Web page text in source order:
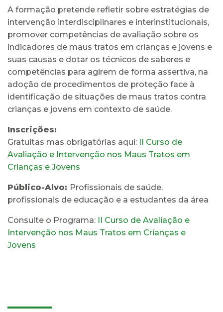
A formação pretende refletir sobre estratégias de
intervenção interdisciplinares e interinstitucionais,
promover competências de avaliação sobre os
indicadores de maus tratos em crianças e jovens e
suas causas e dotar os técnicos de saberes e
competências para agirem de forma assertiva, na
adoção de procedimentos de proteção face à
identificação de situações de maus tratos contra
crianças e jovens em contexto de saúde.
Inscrições:
Gratuitas mas obrigatórias aqui: II Curso de
Avaliação e Intervenção nos Maus Tratos em
Crianças e Jovens
Público-Alvo: Profissionais de saúde,
profissionais de educação e a estudantes da área
Consulte o Programa: II Curso de Avaliação e
Intervenção nos Maus Tratos em Crianças e
Jovens